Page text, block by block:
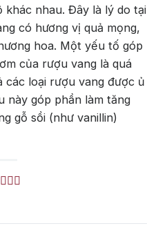
khác nhau. Đây là lý do tại
có hương vị quả mọng,
hoa. Một yếu tố góp
của rượu vang là quá
loại rượu vang được ủ
này góp phần làm tăng
gỗ sồi (như vanillin)